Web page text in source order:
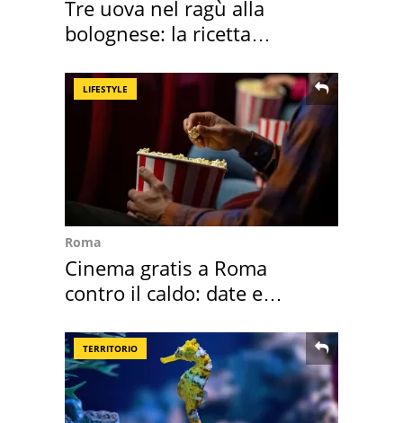
Tre uova nel ragù alla
bolognese: la ricetta
LIFESTYLE
Roma
Cinema gratis a Roma
contro il caldo: date e
TERRITORIO